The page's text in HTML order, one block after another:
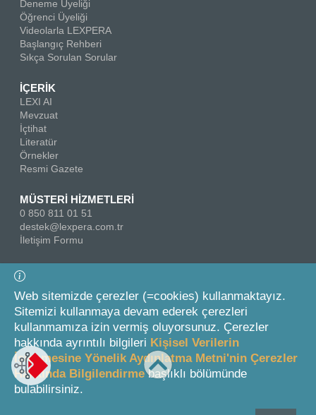
Deneme Üyeliği
Öğrenci Üyeliği
Videolarla LEXPERA
Başlangıç Rehberi
Sıkça Sorulan Sorular
İÇERİK
LEXI AI
Mevzuat
İçtihat
Literatür
Örnekler
Resmi Gazete
MÜSTERİ HİZMETLERİ
0 850 811 01 51
destek@lexpera.com.tr
İletişim Formu
Bizi Takip Edin
© 2026 On İki Levha Yayıncılık A.Ş.
Web sitemizde çerezler (=cookies) kullanmaktayız.
Sitemizi kullanmaya devam ederek çerezleri
kullanmamıza izin vermiş oluyorsunuz. Çerezler
hakkında ayrıntılı bilgileri Kişisel Verilerin
İşlenmesine Yönelik Aydınlatma Metni'nin Çerezler
Hakkında Bilgilendirmebaşlıklı bölümünde
bulabilirsiniz.